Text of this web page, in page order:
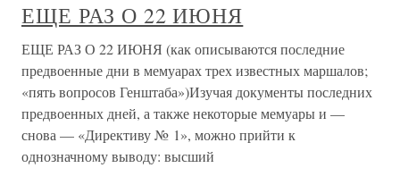
ЕЩЕ РАЗ О 22 ИЮНЯ
ЕЩЕ РАЗ О 22 ИЮНЯ (как описываются последние
предвоенные дни в мемуарах трех известных маршалов;
«пять вопросов Генштаба»)Изучая документы последних
предвоенных дней, а также некоторые мемуары и —
снова — «Директиву № 1», можно прийти к
однозначному выводу: высший